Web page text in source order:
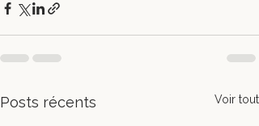
Posts récents Voir tout